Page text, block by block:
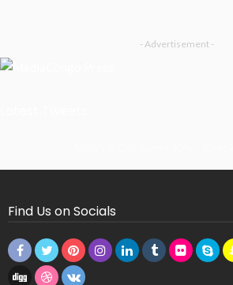
- Advertisement -
Find Us on Socials